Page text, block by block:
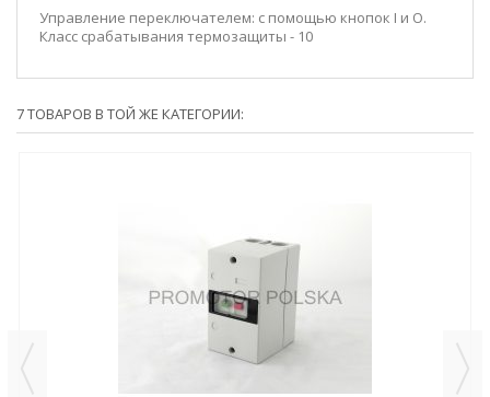
Управление переключателем: с помощью кнопок I и O.
Класс срабатывания термозащиты - 10
7 ТОВАРОВ В ТОЙ ЖЕ КАТЕГОРИИ: